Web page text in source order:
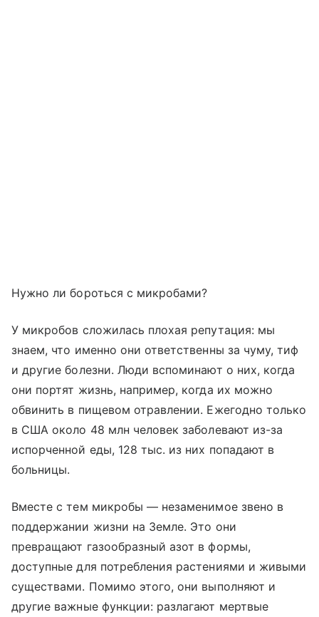
Нужно ли бороться с микробами?
У микробов сложилась плохая репутация: мы
знаем, что именно они ответственны за чуму, тиф
и другие болезни. Люди вспоминают о них, когда
они портят жизнь, например, когда их можно
обвинить в пищевом отравлении. Ежегодно только
в США около 48 млн человек заболевают из-за
испорченной еды, 128 тыс. из них попадают в
больницы.
Вместе с тем микробы — незаменимое звено в
поддержании жизни на Земле. Это они
превращают газообразный азот в формы,
доступные для потребления растениями и живыми
существами. Помимо этого, они выполняют и
другие важные функции: разлагают мертвые